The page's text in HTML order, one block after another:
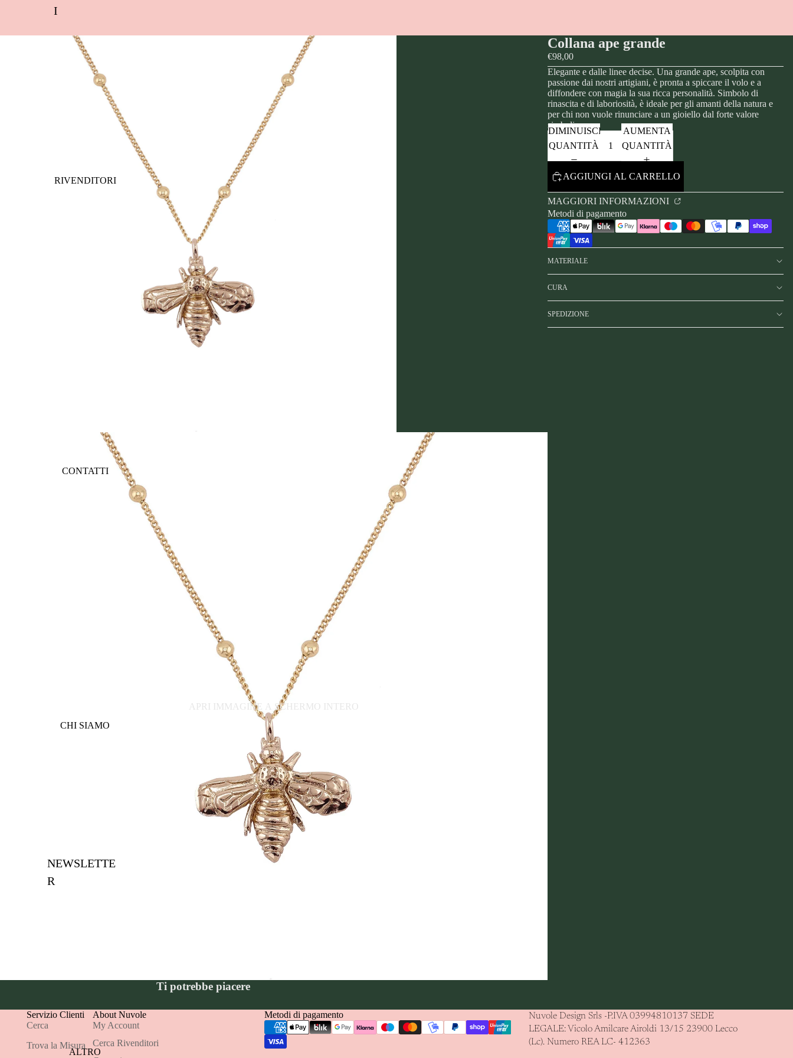
I
RIVENDITORI
CONTATTI
CHI SIAMO
NEWSLETTE
R
ALTRO
APRI IMMAGINE A SCHERMO INTERO
Collana ape grande
€98,00
Elegante e dalle linee decise. Una grande ape, scolpita con
passione dai nostri artigiani, è pronta a spiccare il volo e a
diffondere con magia la sua ricca personalità. Simbolo di
rinascita e di laboriosità, è ideale per gli amanti della natura e
per chi non vuole rinunciare a un gioiello dal forte valore
simbolico.
DIMINUISCI
QUANTITÀ
AUMENTA
QUANTITÀ
AGGIUNGI AL CARRELLO
MAGGIORI INFORMAZIONI
Metodi di pagamento
MATERIALE
CURA
SPEDIZIONE
Ti potrebbe piacere
Servizio Clienti
Cerca
Trova la Misura
About Nuvole
My Account
Cerca Rivenditori
Metodi di pagamento
Nuvole Design Srls -P.IVA 03994810137 SEDE
LEGALE: Vicolo Amilcare Airoldi 13/15 23900 Lecco
(Lc). Numero REA LC- 412363